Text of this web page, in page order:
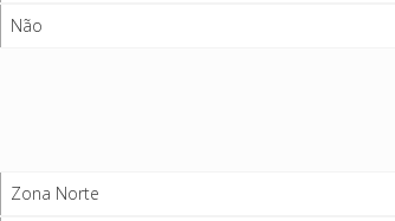
Não
Zona Norte